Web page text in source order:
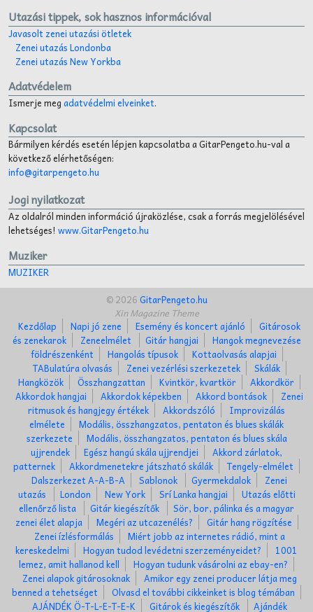
Utazási tippek, sok hasznos információval
Javasolt zenei utazási ötletek
Zenei utazás Londonba
Zenei utazás New Yorkba
Adatvédelem
Ismerje megadatvédelmi elveinket.
Kapcsolat
Bármilyen kérdés esetén lépjen kapcsolatba a GitarPengeto.hu-val a
következő elérhetőségen:
info@gitarpengeto.hu
Jogi nyilatkozat
Az oldalról minden információ újraközlése, csak a forrás megjelölésével
lehetséges! www.GitarPengeto.hu
Muziker
MUZIKER
© 2026GitarPengeto.hu
Xin Magazine Theme
Kezdőlap
Napi jó zene Esemény és koncert ajánló
Gitárosok
és zenekarok
Zeneelmélet Gitár hangjai
Hangok megnevezése
földrészenként
Hangolás típusok
Kottaolvasás alapjai
TABulatúra olvasás
Zenei vezérlési szerkezetek
Skálák
Hangközök
Összhangzattan Kvintkör, kvartkör
Akkordkör
Akkordok hangjai
Akkordok képekben Akkord bontások
Zenei
ritmusok és hangjegy értékek
Akkordszóló
Improvizálás
elmélete
Modális, összhangzatos, pentaton és blues skálák
szerkezete
Modális, összhangzatos, pentaton és blues skála
ujjrendek
Egész hangú skála ujjrendjei
Akkord zárlatok,
patternek
Akkordmenetekre játszható skálák
Tengely-elmélet
Dalszerkezet A-A-B-A
Sablonok Gyermekdalok
Zenei
utazás
London New York Srí Lanka hangjai
Utazás előtti
ellenőrző lista
Gitár kiegészítők
Sör, bor, pálinka és a magyar
zenei élet alapja
Megéri az utcazenélés?
Gitár hang rögzítése
Zenei ízlésformálás
Miért jobb az internetes rádió, mint a
kereskedelmi
Hogyan tudod levédetni szerzeményeidet?
1001
lemez, amit hallanod kell
Hogyan tudunk vásárolni az ebay-en?
Zenei alapok gitárosoknak
Amikor egy zenei producer látja meg
benned a tehetséget
Olvasd el további cikkeinket is blog témában
AJÁNDÉK Ö-T-L-E-T-E-K
Gitárok és kiegészítők Ajándék